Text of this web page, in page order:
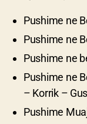
Pushime ne
Pushime ne
Pushime ne
Pushime ne
– Korrik –
Pushime